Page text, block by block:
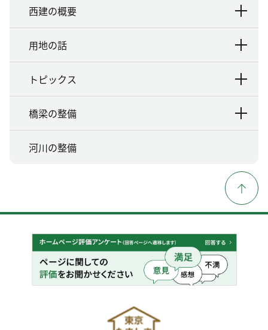
西建の概要
用地の話
トピックス
橋梁の整備
河川の整備